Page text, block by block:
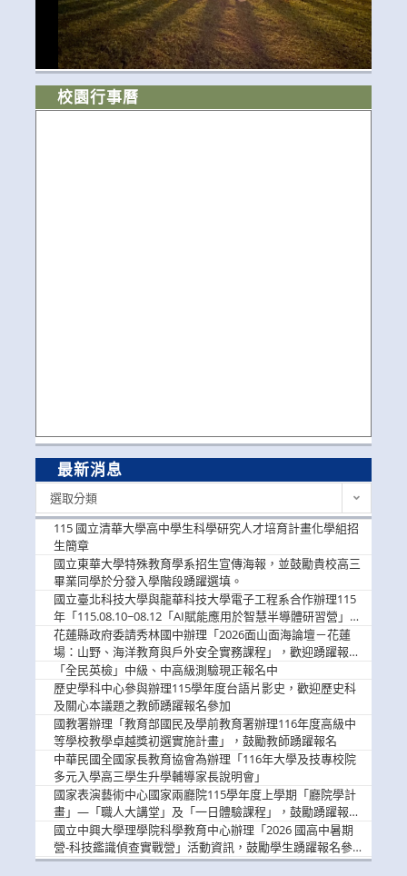
校園行事曆
最新消息
選取分類
115 國立清華大學高中學生科學研究人才培育計畫化學組招
生簡章
國立東華大學特殊教育學系招生宣傳海報，並鼓勵貴校高三
畢業同學於分發入學階段踴躍選填。
國立臺北科技大學與龍華科技大學電子工程系合作辦理115
年「115.08.10~08.12「AI賦能應用於智慧半導體研習營」，
歡迎學生踴躍報名參加
花蓮縣政府委請秀林國中辦理「2026面山面海論壇－花蓮
場：山野、海洋教育與戶外安全實務課程」，歡迎踴躍報名
參加
「全民英檢」中級、中高級測驗現正報名中
歷史學科中心參與辦理115學年度台語片影史，歡迎歷史科
及關心本議題之教師踴躍報名參加
國教署辦理「教育部國民及學前教育署辦理116年度高級中
等學校教學卓越獎初選實施計畫」，鼓勵教師踴躍報名
中華民國全國家長教育協會為辦理「116年大學及技專校院
多元入學高三學生升學輔導家長說明會」
國家表演藝術中心國家兩廳院115學年度上學期「廳院學計
畫」—「職人大講堂」及「一日體驗課程」，鼓勵踴躍報名
參與。
國立中興大學理學院科學教育中心辦理「2026 國高中暑期
營-科技鑑識偵查實戰營」活動資訊，鼓勵學生踴躍報名參
加。